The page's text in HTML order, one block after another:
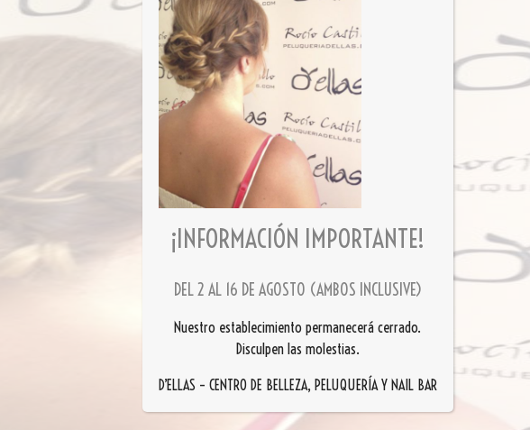
¡INFORMACIÓN IMPORTANTE!
DEL 2 AL 16 DE AGOSTO (AMBOS INCLUSIVE)
Nuestro establecimiento permanecerá cerrado.
Disculpen las molestias.
D’ELLAS – CENTRO DE BELLEZA, PELUQUERÍA Y NAIL BAR